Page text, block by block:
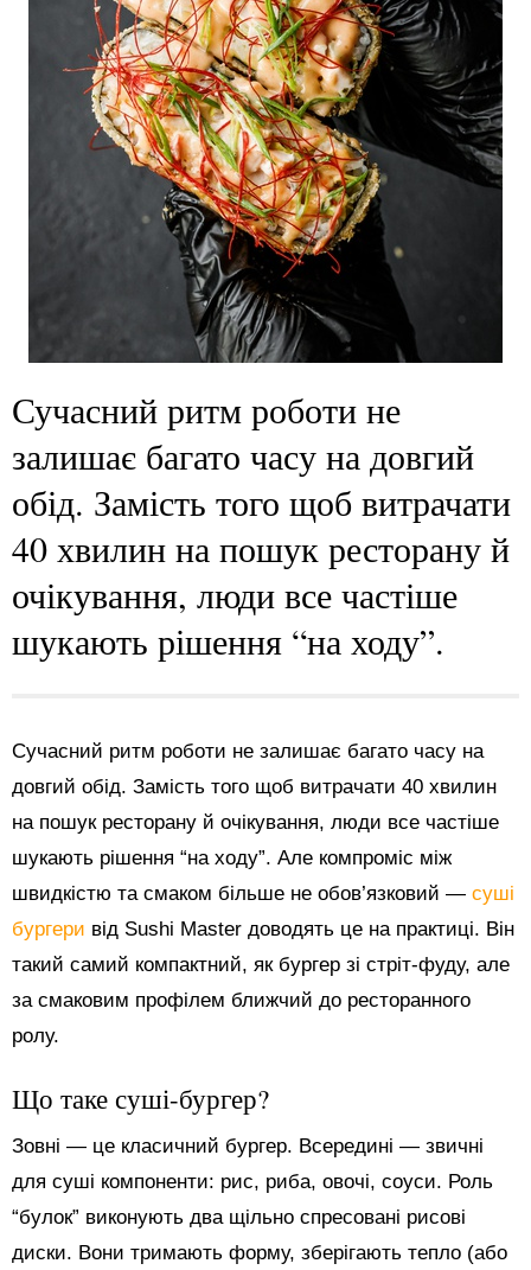
Сучасний ритм роботи не
залишає багато часу на довгий
обід. Замість того щоб витрачати
40 хвилин на пошук ресторану й
очікування, люди все частіше
шукають рішення “на ходу”.
Сучасний ритм роботи не залишає багато часу на
довгий обід. Замість того щоб витрачати 40 хвилин
на пошук ресторану й очікування, люди все частіше
шукають рішення “на ходу”. Але компроміс між
швидкістю та смаком більше не обов’язковий — суші
бургери від Sushi Master доводять це на практиці. Він
такий самий компактний, як бургер зі стріт-фуду, але
за смаковим профілем ближчий до ресторанного
ролу.
Що таке суші-бургер?
Зовні — це класичний бургер. Всередині — звичні
для суші компоненти: рис, риба, овочі, соуси. Роль
“булок” виконують два щільно спресовані рисові
диски. Вони тримають форму, зберігають тепло (або